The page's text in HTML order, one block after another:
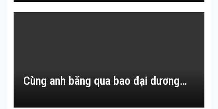
Cùng anh băng qua bao đại dương…